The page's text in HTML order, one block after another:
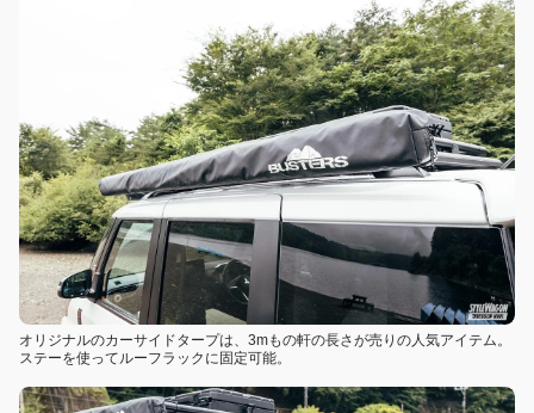
オリジナルのカーサイドタープは、3mもの軒の長さが売りの人気アイテム。
ステーを使ってルーフラックに固定可能。